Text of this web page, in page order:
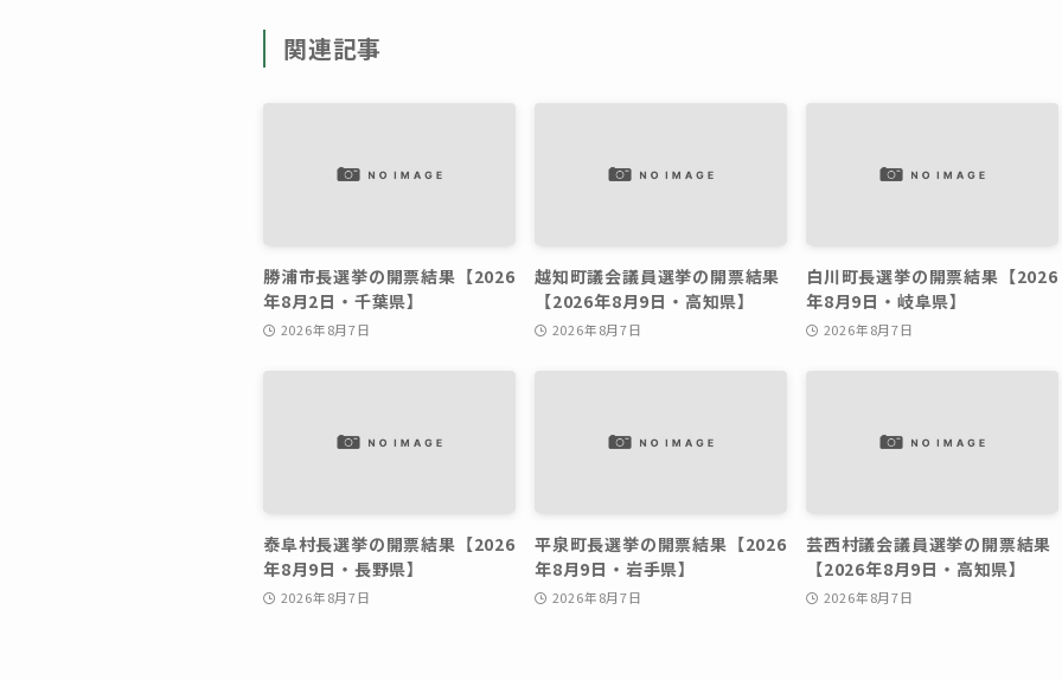
関連記事
勝浦市長選挙の開票結果【2026
年8月2日・千葉県】
2026年8月7日
越知町議会議員選挙の開票結果
【2026年8月9日・高知県】
2026年8月7日
白川町長選挙の開票結果【2026
年8月9日・岐阜県】
2026年8月7日
泰阜村長選挙の開票結果【2026
年8月9日・長野県】
2026年8月7日
平泉町長選挙の開票結果【2026
年8月9日・岩手県】
2026年8月7日
芸西村議会議員選挙の開票結果
【2026年8月9日・高知県】
2026年8月7日